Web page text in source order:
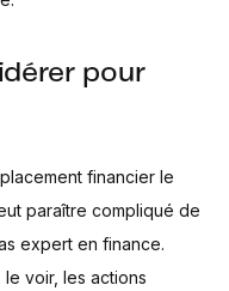
pour
financier le
paraître compliqué de
expert en finance.
voir, les actions